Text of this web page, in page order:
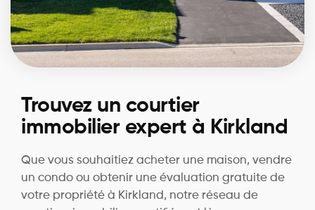
Trouvez un courtier
immobilier expert à Kirkland
Que vous souhaitiez acheter une maison, vendre
un condo ou obtenir une évaluation gratuite de
votre propriété à Kirkland, notre réseau de